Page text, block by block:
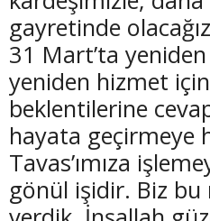
gayretinde
31 Mart’ta
yeniden hizmet
beklentilerine
hayata geçirmeye
Tavas’ımıza
gönül işidir. Biz bu